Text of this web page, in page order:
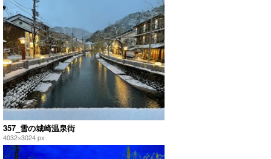
357_雪の城崎温泉街
4032×3024 px